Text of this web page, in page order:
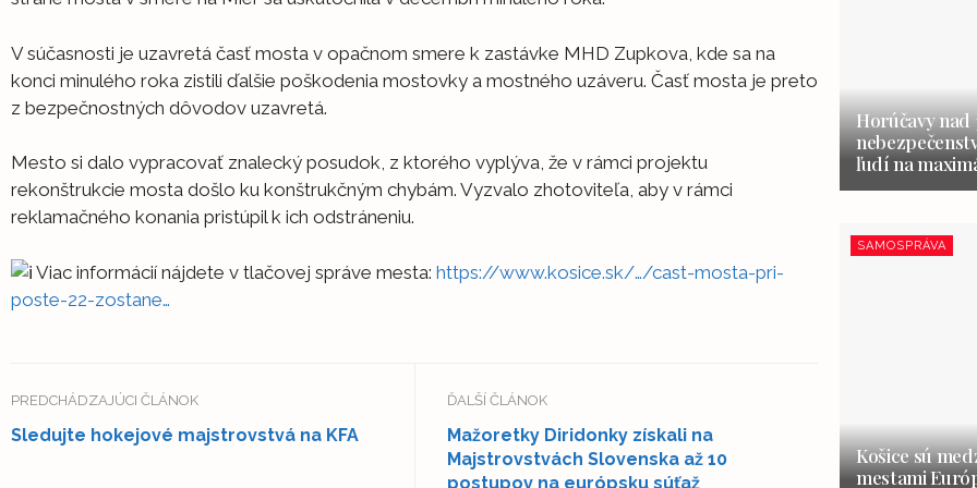
V súčasnosti je uzavretá časť mosta v opačnom smere k zastávke MHD Zupkova, kde sa na
konci minulého roka zistili ďalšie poškodenia mostovky a mostného uzáveru. Časť mosta je preto
z bezpečnostných dôvodov uzavretá.
Mesto si dalo vypracovať znalecký posudok, z ktorého vyplýva, že v rámci projektu
rekonštrukcie mosta došlo ku konštrukčným chybám. Vyzvalo zhotoviteľa, aby v rámci
reklamačného konania pristúpil k ich odstráneniu.
Viac informácií nájdete v tlačovej správe mesta: https://www.kosice.sk/…/cast-mosta-pri-
poste-22-zostane…
PREDCHÁDZAJÚCI ČLÁNOK
Sledujte hokejové majstrovstvá na KFA
ĎALŠÍ ČLÁNOK
Mažoretky Diridonky získali na
Majstrovstvách Slovenska až 10
postupov na európsku súťaž
Horúčavy nad
ľudí na
SAMOSPRÁVA
Košice sú
mestami